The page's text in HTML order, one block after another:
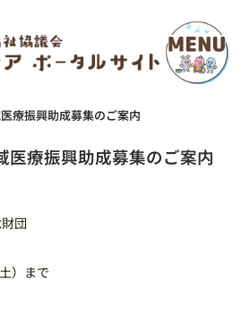
療振興助成募集のご案内
医療振興助成募集のご案内
団
）まで